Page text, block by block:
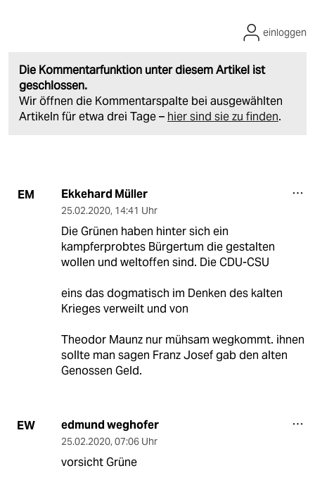
Die Kommentarfunktion unter diesem Artikel ist
geschlossen.
Wir öffnen die Kommentarspalte bei ausgewählten
Artikeln für etwa drei Tage – hier sind sie zu finden.
einloggen
EM Ekkehard Müller
25.02.2020, 14:41 Uhr
Die Grünen haben hinter sich ein
kampferprobtes Bürgertum die gestalten
wollen und weltoffen sind. Die CDU-CSU
eins das dogmatisch im Denken des kalten
Krieges verweilt und von
Theodor Maunz nur mühsam wegkommt. ihnen
sollte man sagen Franz Josef gab den alten
Genossen Geld.
EW edmund weghofer
25.02.2020, 07:06 Uhr
vorsicht Grüne